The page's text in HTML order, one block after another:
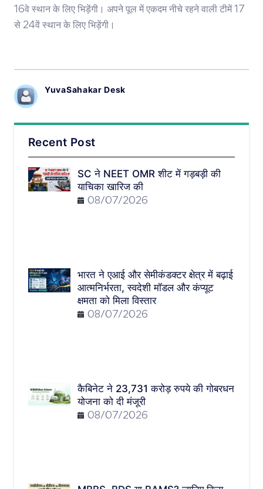
16वे स्थान के लिए भिड़ेंगी। अपने पूल में एकदम नीचे रहने वाली टीमें 17
से 24वें स्थान के लिए भिड़ेंगी।
YuvaSahakar Desk
Recent Post
SC ने NEET OMR शीट में गड़बड़ी की
याचिका खारिज की
08/07/2026
भारत ने एआई और सेमीकंडक्टर क्षेत्र में बढ़ाई
आत्मनिर्भरता, स्वदेशी मॉडल और कंप्यूट
क्षमता को मिला विस्तार
08/07/2026
कैबिनेट ने 23,731 करोड़ रुपये की गोबरधन
योजना को दी मंजूरी
08/07/2026